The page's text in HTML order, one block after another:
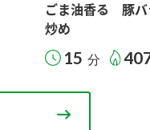
ごま油香る 豚バ
炒め
15 分